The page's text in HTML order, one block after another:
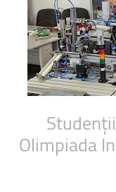
Studenții
Olimpiada